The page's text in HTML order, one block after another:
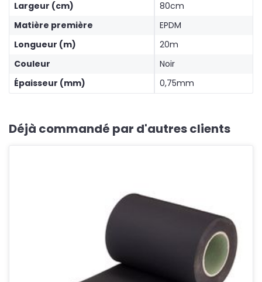
Largeur (cm)
80cm
Matière première
EPDM
Longueur (m)
20m
Couleur
Noir
Épaisseur (mm)
0,75mm
Déjà commandé par d'autres clients